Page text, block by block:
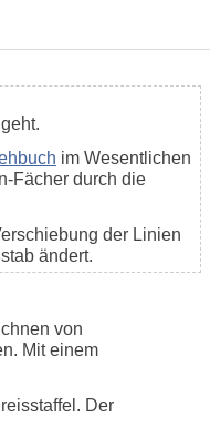
im Wesentlichen
Fächer durch die
der Linien
ändert.
von
Mit einem
Der